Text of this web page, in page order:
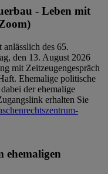
- Leben mit
des 65.
den 13. August 2026
mit Zeitzeugengespräch
Ehemalige politische
der ehemalige
erhalten Sie
ehemaligen